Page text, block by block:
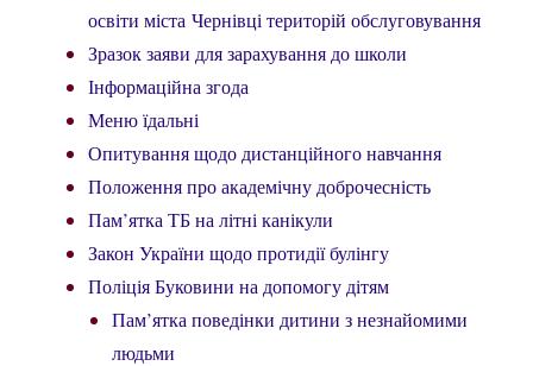
освіти міста Чернівці територій обслуговування
Зразок заяви для зарахування до школи
Інформаційна згода
Меню їдальні
Опитування щодо дистанційного навчання
Положення про академічну доброчесність
Пам’ятка ТБ на літні канікули
Закон України щодо протидії булінгу
Поліція Буковини на допомогу дітям
Пам’ятка поведінки дитини з незнайомими
людьми